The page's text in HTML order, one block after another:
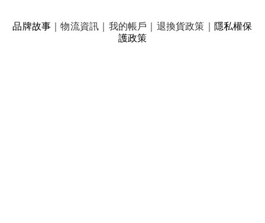
品牌故事 ｜物流資訊 ｜ 我的帳戶 ｜ 退換貨政策 ｜ 隱私權保
護政策